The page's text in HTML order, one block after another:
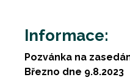
Informace:
Pozvánka na
Březno dne 9.8.2023